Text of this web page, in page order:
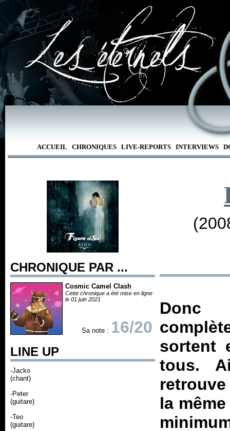
ACCUEIL CHRONIQUES LIVE-REPORTS INTERVIEWS
CHRONIQUE PAR ...
Cosmic Camel Clash
Cette chronique a été mise en ligne
le 01 juin 2021
Sa note : 16/20
LINE UP
-Jacko
(chant)
-Peter
(guitare)
-Teo
(guitare)
Donc
sortent
tous.
la